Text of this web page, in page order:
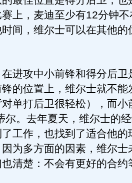
上，麦迪至少有12分钟
间，维尔士可以在其他的
攻中小前锋和得分后卫
的位置上，维尔士就不能
单打后卫很轻松），而小
尔。去年夏天，维尔士的
工作，也找到了适合他的
为多方面的因素，维尔士
清楚：不会有更好的合约